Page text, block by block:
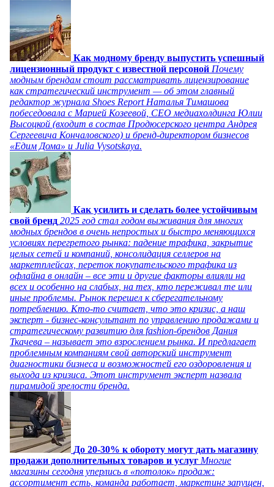
Как модному бренду выпустить успешный
лицензионный продукт с известной персоной Почему
модным брендам стоит рассматривать лицензирование
как стратегический инструмент — об этом главный
редактор журнала Shoes Report Наталья Тимашова
побеседовала с Марией Козеевой, СЕО медиахолдинга Юлии
Высоцкой (входит в состав Продюсерского центра Андрея
Сергеевича Кончаловского) и бренд-директором бизнесов
«Едим Дома» и Julia Vysotskaya.
Как усилить и сделать более устойчивым
свой бренд 2025 год стал годом выживания для многих
модных брендов в очень непростых и быстро меняющихся
условиях перегретого рынка: падение трафика, закрытие
целых сетей и компаний, консолидация селлеров на
маркетплейсах, переток покупательского трафика из
офлайна в онлайн – все эти и другие факторы влияли на
всех и особенно на слабых, на тех, кто переживал те или
иные проблемы. Рынок перешел к сберегательному
потреблению. Кто-то считает, что это кризис, а наш
эксперт - бизнес-консультант по управлению продажами и
стратегическому развитию для fashion-брендов Дания
Ткачева – называет это взрослением рынка. И предлагает
проблемным компаниям свой авторский инструмент
диагностики бизнеса и возможностей его оздоровления и
выхода из кризиса. Этот инструмент эксперт назвала
пирамидой зрелости бренда.
До 20-30% к обороту могут дать магазину
продажи дополнительных товаров и услуг Многие
магазины сегодня уперлись в «потолок» продаж:
ассортимент есть, команда работает, маркетинг запущен,